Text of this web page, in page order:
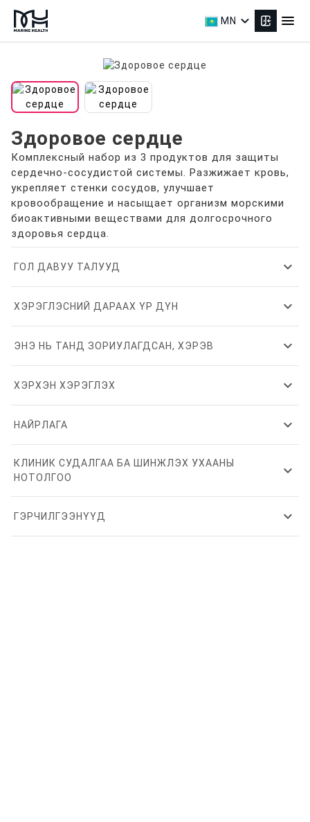
MN expand_more menu
Здоровое сердце
Комплексный набор из 3 продуктов для защиты
сердечно-сосудистой системы. Разжижает кровь,
укрепляет стенки сосудов, улучшает
кровообращение и насыщает организм морскими
биоактивными веществами для долгосрочного
здоровья сердца.
ГОЛ ДАВУУ ТАЛУУД expand_more
ХЭРЭГЛЭСНИЙ ДАРААХ ҮР ДҮН expand_more
ЭНЭ НЬ ТАНД ЗОРИУЛАГДСАН, ХЭРЭВ expand_more
ХЭРХЭН ХЭРЭГЛЭХ expand_more
НАЙРЛАГА expand_more
КЛИНИК СУДАЛГАА БА ШИНЖЛЭХ УХААНЫ
НОТОЛГОО
expand_more
ГЭРЧИЛГЭЭНҮҮД expand_more